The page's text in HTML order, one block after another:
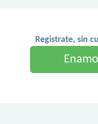
Registrate, sin